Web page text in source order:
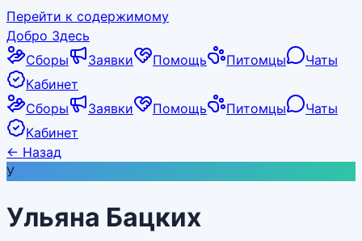
Перейти к содержимому
Добро Здесь
Сборы
Заявки Помощь Питомцы
Чаты
Кабинет
Сборы
Заявки Помощь Питомцы
Чаты
Кабинет
← Назад
У
Ульяна Бацких